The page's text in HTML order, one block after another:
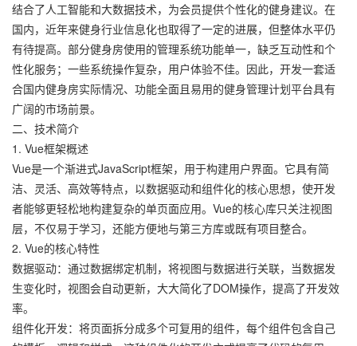
结合了人工智能和大数据技术，为会员提供个性化的健身建议。在
国内，近年来健身行业信息化也取得了一定的进展，但整体水平仍
有待提高。部分健身房使用的管理系统功能单一，缺乏互动性和个
性化服务；一些系统操作复杂，用户体验不佳。因此，开发一套适
合国内健身房实际情况、功能全面且易用的健身管理计划平台具有
广阔的市场前景。
二、技术简介
1. Vue框架概述
Vue是一个渐进式JavaScript框架，用于构建用户界面。它具有简
洁、灵活、高效等特点，以数据驱动和组件化的核心思想，使开发
者能够更轻松地构建复杂的单页面应用。Vue的核心库只关注视图
层，不仅易于学习，还能方便地与第三方库或既有项目整合。
2. Vue的核心特性
数据驱动：通过数据绑定机制，将视图与数据进行关联，当数据发
生变化时，视图会自动更新，大大简化了DOM操作，提高了开发效
率。
组件化开发：将页面拆分成多个可复用的组件，每个组件包含自己